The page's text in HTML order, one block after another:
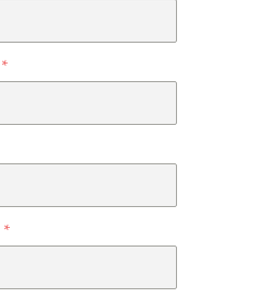
*
*